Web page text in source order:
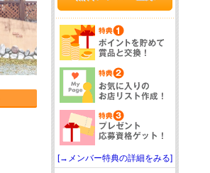
[→メンバー特典の詳細をみる]